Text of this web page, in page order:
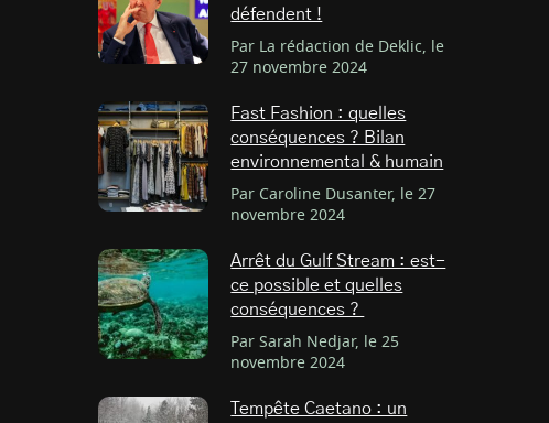
défendent !
Par La rédaction de Deklic, le
27 novembre 2024
Fast Fashion : quelles
conséquences ? Bilan
environnemental & humain
Par Caroline Dusanter, le 27
novembre 2024
Arrêt du Gulf Stream : est-
ce possible et quelles
conséquences ?
Par Sarah Nedjar, le 25
novembre 2024
Tempête Caetano : un